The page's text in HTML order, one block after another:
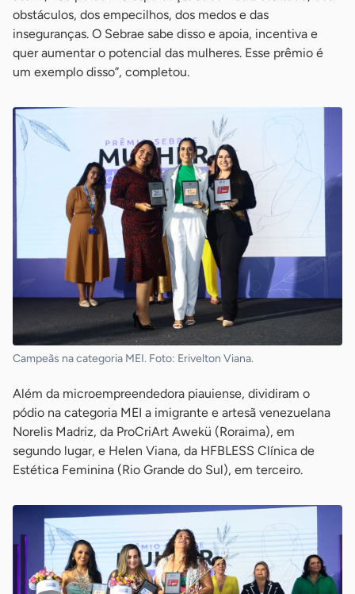
obstáculos, dos empecilhos, dos medos e das
inseguranças. O Sebrae sabe disso e apoia, incentiva e
quer aumentar o potencial das mulheres. Esse prêmio é
um exemplo disso”, completou.
Campeãs na categoria MEI. Foto: Erivelton Viana.
Além da microempreendedora piauiense, dividiram o
pódio na categoria MEI a imigrante e artesã venezuelana
Norelis Madriz, da ProCriArt Awekü (Roraima), em
segundo lugar, e Helen Viana, da HFBLESS Clínica de
Estética Feminina (Rio Grande do Sul), em terceiro.